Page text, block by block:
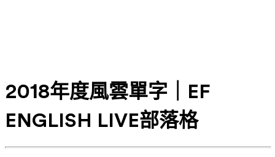
2018年度風雲單字｜EF
ENGLISH LIVE部落格